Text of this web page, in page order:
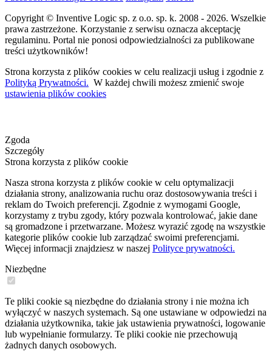
Copyright © Inventive Logic sp. z o.o. sp. k. 2008 - 2026. Wszelkie
prawa zastrzeżone. Korzystanie z serwisu oznacza akceptację
regulaminu. Portal nie ponosi odpowiedzialności za publikowane
treści użytkowników!
Strona korzysta z plików cookies w celu realizacji usług i zgodnie z
Polityką Prywatności. W każdej chwili możesz zmienić swoje
ustawienia plików cookies
Zgoda
Szczegóły
Strona korzysta z plików cookie
Nasza strona korzysta z plików cookie w celu optymalizacji
działania strony, analizowania ruchu oraz dostosowywania treści i
reklam do Twoich preferencji. Zgodnie z wymogami Google,
korzystamy z trybu zgody, który pozwala kontrolować, jakie dane
są gromadzone i przetwarzane. Możesz wyrazić zgodę na wszystkie
kategorie plików cookie lub zarządzać swoimi preferencjami.
Więcej informacji znajdziesz w naszej Polityce prywatności.
Niezbędne
Te pliki cookie są niezbędne do działania strony i nie można ich
wyłączyć w naszych systemach. Są one ustawiane w odpowiedzi na
działania użytkownika, takie jak ustawienia prywatności, logowanie
lub wypełnianie formularzy. Te pliki cookie nie przechowują
żadnych danych osobowych.